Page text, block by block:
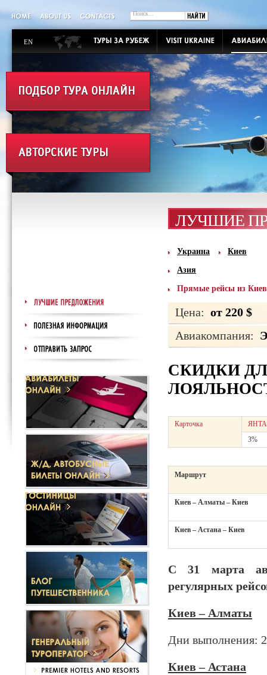
EN
ЛУЧШИЕ
Украина Киев
Азия
Прямые рейсы из
Цена: от 220 $
Авиакомпания:
СКИДКИ
Карточка
3%
Маршрут
Киев – Алматы – Киев
Киев – Астана – Киев
С 31 марта
регулярных
Киев – Алматы
Дни выполнения:
Киев – Астана